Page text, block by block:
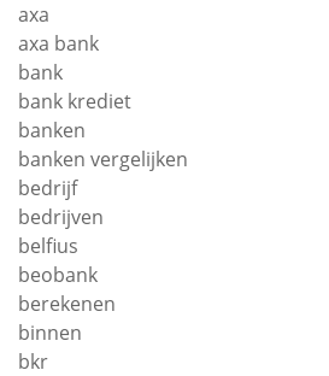
axa
axa bank
bank
bank krediet
banken
banken vergelijken
bedrijf
bedrijven
belfius
beobank
berekenen
binnen
bkr